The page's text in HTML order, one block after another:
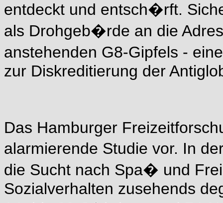
entdeckt und entsch�rft.
als Drohgeb�rde an die
anstehenden G8-Gipfels -
zur Diskreditierung der
Das Hamburger
alarmierende Studie vor. In
die Sucht nach Spa� und
Sozialverhalten zusehends